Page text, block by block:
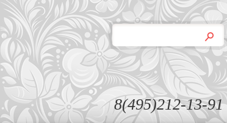
8(495)212-13-91